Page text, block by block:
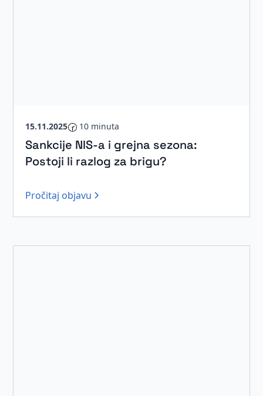
15.11.2025🕝 10 minuta
Sankcije NIS-a i grejna sezona:
Postoji li razlog za brigu?
Pročitaj objavu